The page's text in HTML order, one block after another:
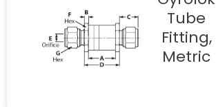
Tube
Fitting,
Metric